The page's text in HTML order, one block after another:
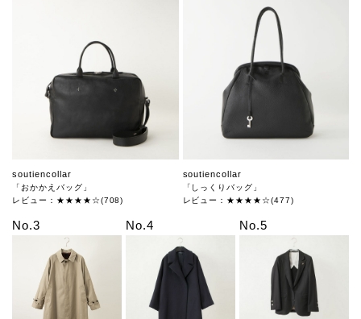
soutiencollar
「おかかえバッグ」
レビュー：★★★★☆(708)
soutiencollar
「しっくりバッグ」
レビュー：★★★★☆(477)
No.3 No.4 No.5